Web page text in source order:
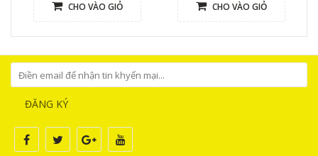
CHO VÀO GIỎ CHO VÀO GIỎ
ĐĂNG KÝ